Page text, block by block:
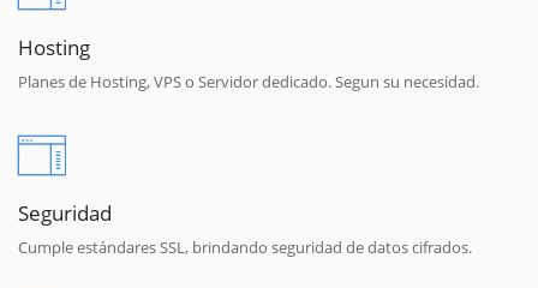
Hosting
Planes de Hosting, VPS o Servidor dedicado. Segun su necesidad.
Seguridad
Cumple estándares SSL, brindando seguridad de datos cifrados.